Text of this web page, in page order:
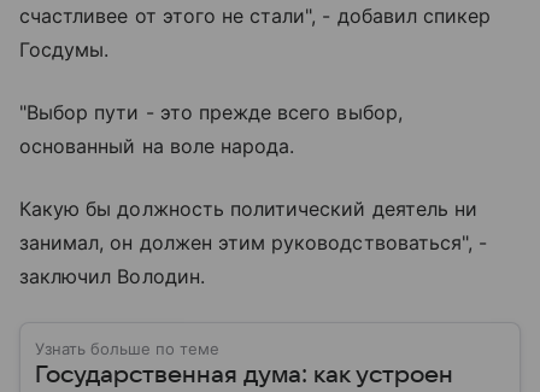
счастливее от этого не стали", - добавил спикер
Госдумы.
"Выбор пути - это прежде всего выбор,
основанный на воле народа.
Какую бы должность политический деятель ни
занимал, он должен этим руководствоваться", -
заключил Володин.
Узнать больше по теме
Государственная дума: как устроен